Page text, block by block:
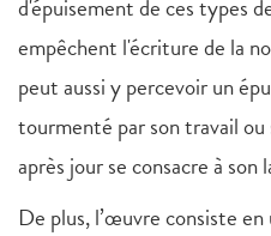
d'épuisement de ces types
empêchent l'écriture de la
peut aussi y percevoir un
tourmenté par son travail
après jour se consacre à son
De plus, l’œuvre consiste